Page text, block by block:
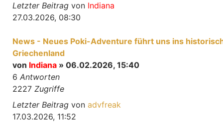
Letzter Beitrag von Indiana
27.03.2026, 08:30
News - Neues Poki-Adventure führt uns ins
Griechenland
von Indiana » 06.02.2026, 15:40
6 Antworten
2227 Zugriffe
Letzter Beitrag von advfreak
17.03.2026, 11:52